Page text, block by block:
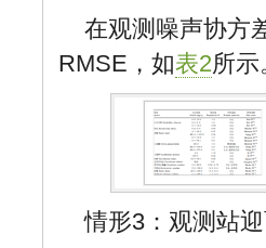
在观测噪声协方
RMSE，如表2所示
情形3：观测站